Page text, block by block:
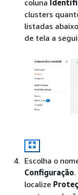
coluna
clusters
listadas
de tela a
Escolha o
Configuração
localize